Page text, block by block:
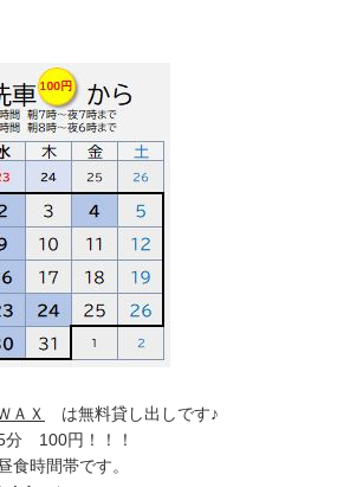
ＡＸ
は無料貸し出しです♪
100円！！！
食時間帯です。